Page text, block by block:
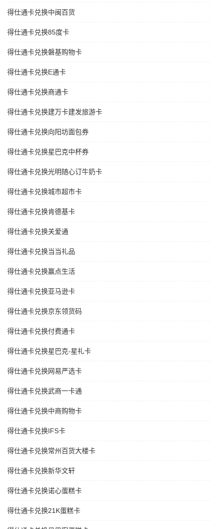
得仕通卡兑换中闽百货
得仕通卡兑换85度卡
得仕通卡兑换磐基购物卡
得仕通卡兑换E通卡
得仕通卡兑换商通卡
得仕通卡兑换建万卡建发旅游卡
得仕通卡兑换向阳坊面包券
得仕通卡兑换星巴克中杯券
得仕通卡兑换光明随心订牛奶卡
得仕通卡兑换城市超市卡
得仕通卡兑换肯德基卡
得仕通卡兑换关爱通
得仕通卡兑换当当礼品
得仕通卡兑换赢点生活
得仕通卡兑换亚马逊卡
得仕通卡兑换京东领货码
得仕通卡兑换付费通卡
得仕通卡兑换星巴克-星礼卡
得仕通卡兑换网易严选卡
得仕通卡兑换武商一卡通
得仕通卡兑换中商购物卡
得仕通卡兑换IFS卡
得仕通卡兑换常州百货大楼卡
得仕通卡兑换新华文轩
得仕通卡兑换诺心蛋糕卡
得仕通卡兑换21K蛋糕卡